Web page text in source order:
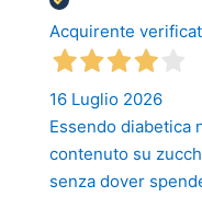
Acquirente
16 Luglio 2026
Essendo diabetica
contenuto su
senza dover